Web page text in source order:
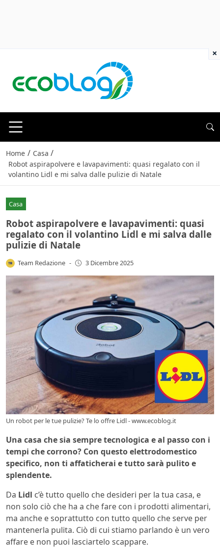
Home / Casa /
Robot aspirapolvere e lavapavimenti: quasi regalato con il
volantino Lidl e mi salva dalle pulizie di Natale
Casa
Robot aspirapolvere e lavapavimenti: quasi
regalato con il volantino Lidl e mi salva dalle
pulizie di Natale
Team Redazione - 3 Dicembre 2025
Un robot per le tue pulizie? Te lo offre Lidl - www.ecoblog.it
Una casa che sia sempre tecnologica e al passo con i
tempi che corrono? Con questo elettrodomestico
specifico, non ti affaticherai e tutto sarà pulito e
splendente.
Da Lidl c’è tutto quello che desideri per la tua casa, e
non solo ciò che ha a che fare con i prodotti alimentari,
ma anche e soprattutto con tutto quello che serve per
mantenerla pulita. Ciò di cui stiamo parlando è un vero
affare e non puoi lasciartelo scappare.
×